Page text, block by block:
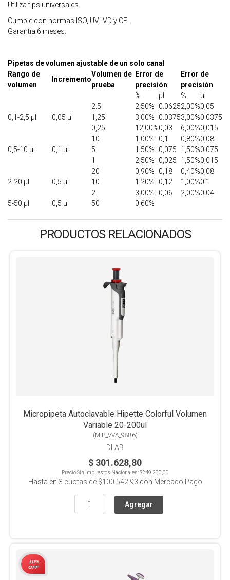
Utiliza tips universales.
Cumple con normas ISO, UV, IVD y CE.
Garantía 6 meses.
Pipetas de volumen ajustable de un solo canal
Rango de
volumen
Incremento
Volumen de
prueba
Error de
precisión
Error de
precisión
%
μl % μl
0,1-2,5 μl 0,05 μl
2.5 2,50% 0.06252,00%0,05
1,25
3,00% 0.03753,00%0.0375
0,25
12,00%0,03 6,00%0,015
0,5-10 μl 0,1 μl
10 1,00% 0,1 0,80%0,08
5
1,50% 0,075 1,50%0,075
1
2,50% 0,025 1,50%0,015
2-20 μl 0,5 μl
20 0,90% 0,18 0,40%0,08
10
1,20% 0,12 1,00%0,1
2
3,00% 0,06 2,00%0,04
5-50 μl
0,5 μl 50 0,60%
PRODUCTOS RELACIONADOS
Micropipeta Autoclavable Hipette Colorful Volumen
Variable 20-200ul
(MIP_VVA_9886)
DLAB
$ 301.628,80
Precio Sin Impuestos Nacionales:$249.280,00
Hasta en 3 cuotas de $100.542,93 con Mercado Pago
30%
OFF